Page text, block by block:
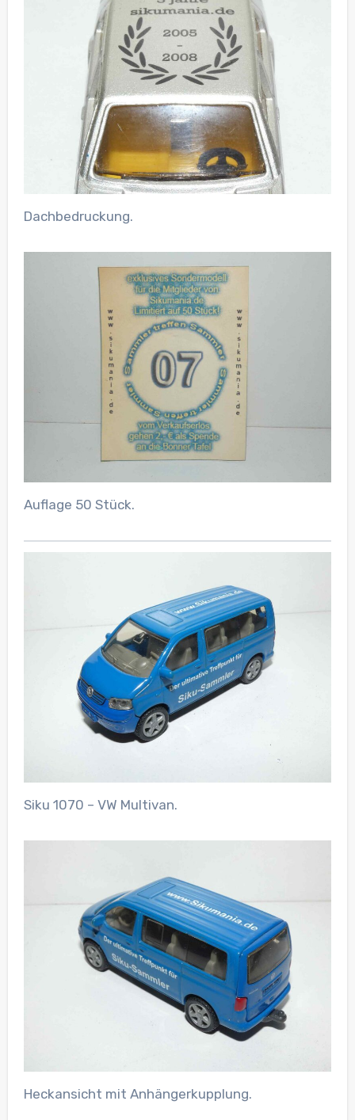
Dachbedruckung.
Auflage 50 Stück.
Siku 1070 – VW Multivan.
Heckansicht mit Anhängerkupplung.